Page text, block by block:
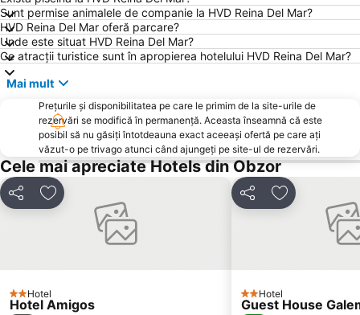
Marina Sozopol
Parcul Primorski
Royal Beach Mall
Portul Varna
Zornitza
Gara Varna
Sarafovo
Lazur
Entertainment center Camelot
kvartal Asparuhovo
Aeroportul Varna
Akvamarin
Saint Spass Church
Plaja Akademika
Plaja Ravda
Yuzhen plazh
Festivalen i kongresen centar
Park Veleka
Avtogara Obzor
Sunt permise animalele de companie la HVD Reina Del Mar?
HVD Reina Del Mar oferă parcare?
Unde este situat HVD Reina Del Mar?
Ce atracții turistice sunt în apropierea hotelului HVD Reina Del Mar?
Mai mult
Prețurile și disponibilitatea pe care le primim de la site-urile de
rezervări se modifică în permanență. Aceasta înseamnă că este
posibil să nu găsiți întotdeauna exact aceeași ofertă pe care ați
văzut-o pe trivago atunci când ajungeți pe site-ul de rezervări.
Cele mai apreciate Hotels din Obzor
DistribuițiAdăugaţi la favorite
2 Stele
Hotel
Hotel Amigos
DistribuițiAdăugaţi la
2 Stele
Hotel
Guest House